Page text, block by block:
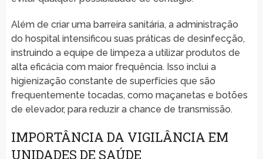
Além de criar uma barreira sanitária, a administração
do hospital intensificou suas práticas de desinfecção,
instruindo a equipe de limpeza a utilizar produtos de
alta eficácia com maior frequência. Isso inclui a
higienização constante de superfícies que são
frequentemente tocadas, como maçanetas e botões
de elevador, para reduzir a chance de transmissão.
IMPORTÂNCIA DA VIGILÂNCIA EM
UNIDADES DE SAÚDE